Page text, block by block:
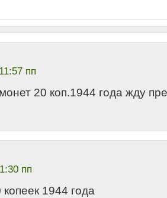
пп
20 коп.1944 года жду
пп
1944 года